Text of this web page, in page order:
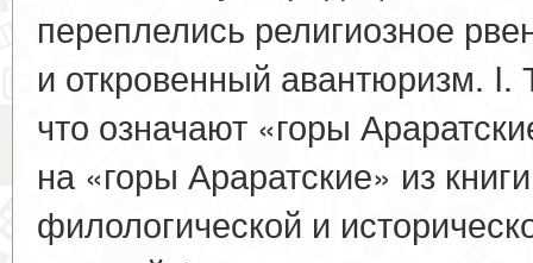
переплелись религиозное
и откровенный авантюризм. I.
что означают «горы
на «горы Араратские» из
филологической и